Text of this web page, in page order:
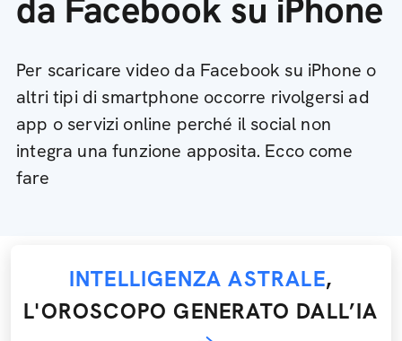
da Facebook su iPhone
Per scaricare video da Facebook su iPhone o
altri tipi di smartphone occorre rivolgersi ad
app o servizi online perché il social non
integra una funzione apposita. Ecco come
fare
INTELLIGENZA ASTRALE,
L'OROSCOPO GENERATO DALL’IA